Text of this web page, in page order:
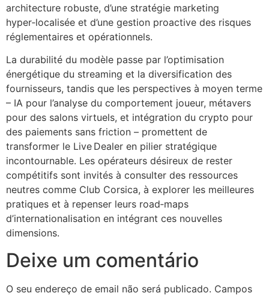
architecture robuste, d’une stratégie marketing
hyper‑localisée et d’une gestion proactive des risques
réglementaires et opérationnels.
La durabilité du modèle passe par l’optimisation
énergétique du streaming et la diversification des
fournisseurs, tandis que les perspectives à moyen terme
– IA pour l’analyse du comportement joueur, métavers
pour des salons virtuels, et intégration du crypto pour
des paiements sans friction – promettent de
transformer le Live Dealer en pilier stratégique
incontournable. Les opérateurs désireux de rester
compétitifs sont invités à consulter des ressources
neutres comme Club Corsica, à explorer les meilleures
pratiques et à repenser leurs road‑maps
d’internationalisation en intégrant ces nouvelles
dimensions.
Deixe um comentário
O seu endereço de email não será publicado. Campos